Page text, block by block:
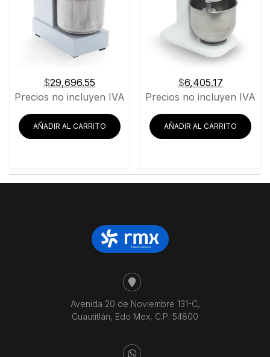
$29,696.55
Precios no incluyen IVA
AÑADIR AL CARRITO
$6,405.17
Precios no incluyen IVA
AÑADIR AL CARRITO
Avenida 20 de Noviembre 131-C,
Cuautitlán, Edo Mex, C.P. 54800